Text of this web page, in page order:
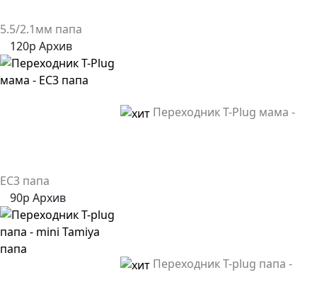
5.5/2.1мм папа
120р Архив
Переходник T-Plug мама -
EC3 папа
90р Архив
Переходник T-plug папа -